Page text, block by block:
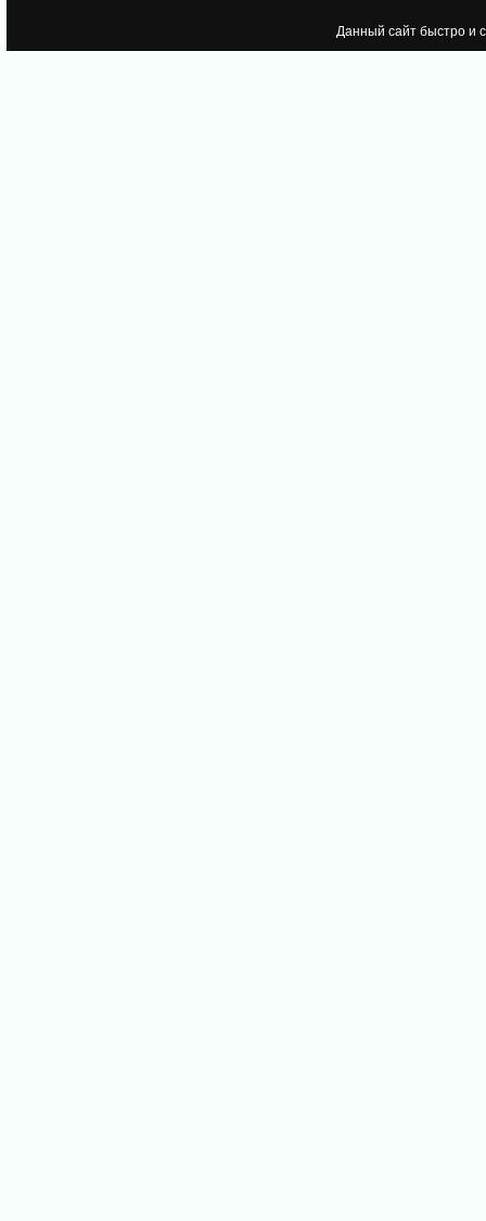
Данный сайт быстро и